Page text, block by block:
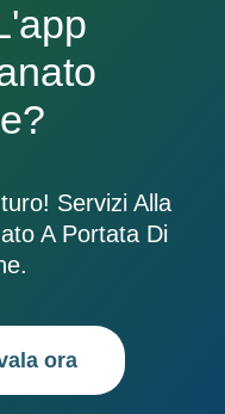
Servizi Alla
A Portata Di
ora